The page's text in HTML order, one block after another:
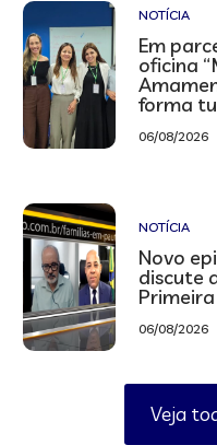
NOTÍCIA
Em
oficina
forma
06/08/2026
NOTÍCIA
Novo
discute
06/08/2026
Veja